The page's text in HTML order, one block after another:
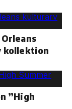
kollektion
”High